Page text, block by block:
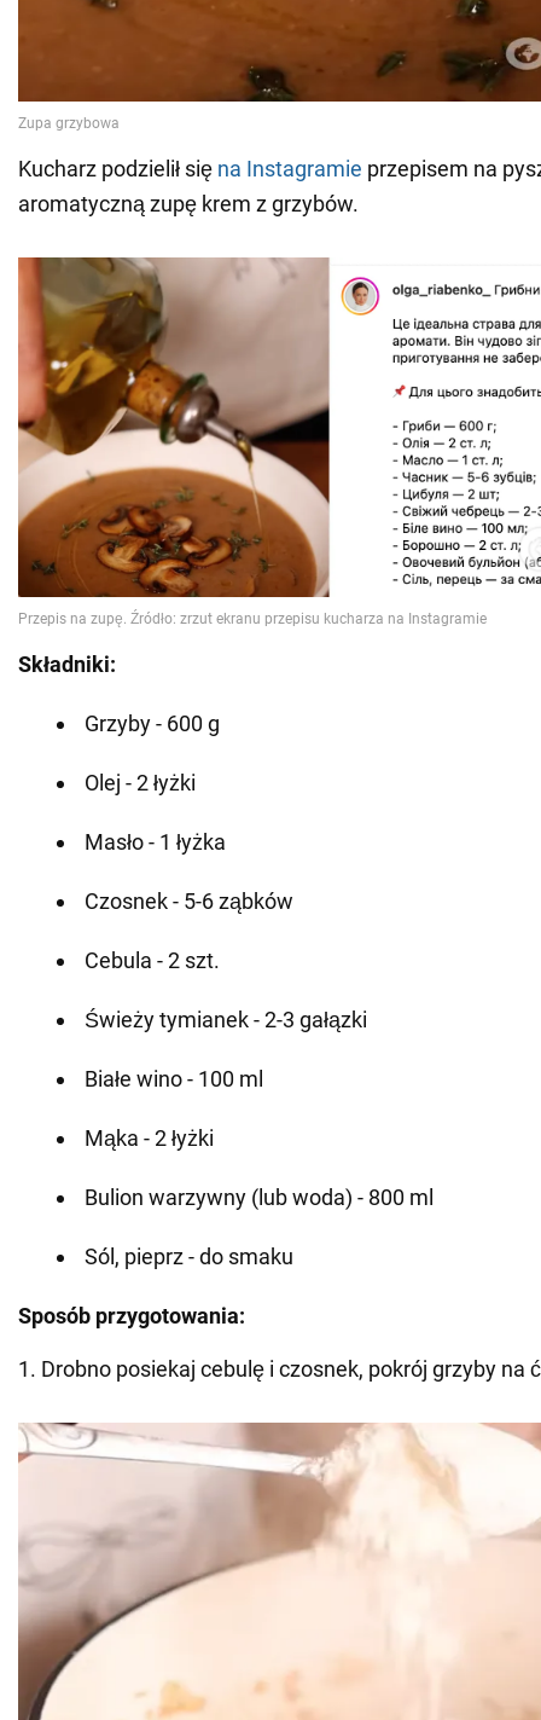
Kucharz podzielił się na Instagramie przepisem na
aromatyczną zupę krem z grzybów.
Składniki:
Grzyby - 600 g
Olej - 2 łyżki
Masło - 1 łyżka
Czosnek - 5-6 ząbków
Cebula - 2 szt.
Świeży tymianek - 2-3 gałązki
Białe wino - 100 ml
Mąka - 2 łyżki
Bulion warzywny (lub woda) - 800 ml
Sól, pieprz - do smaku
Sposób przygotowania:
1. Drobno posiekaj cebulę i czosnek, pokrój grzyby na